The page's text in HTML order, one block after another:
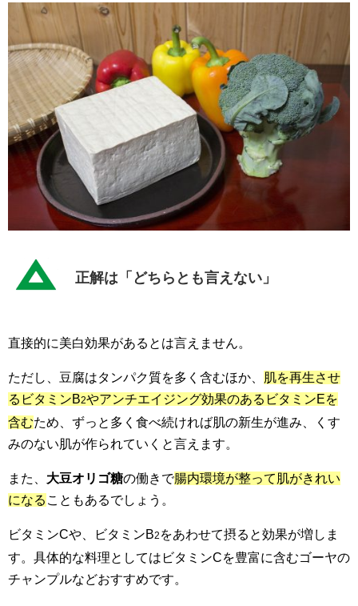
正解は「どちらとも言えない」
直接的に美白効果があるとは言えません。
ただし、豆腐はタンパク質を多く含むほか、 肌を再生させ
るビタミンB2やアンチエイジング効果のあるビタミンEを
含むため、ずっと多く食べ続ければ肌の新生が進み、くす
みのない肌が作られていくと言えます。
また、 大豆オリゴ糖の働きで腸内環境が整って肌がきれい
になる こともあるでしょう。
ビタミンCや、ビタミンB2 をあわせて摂ると効果が増しま
す。具体的な料理としてはビタミンCを豊富に含むゴーヤの
チャンプルなどおすすめです。